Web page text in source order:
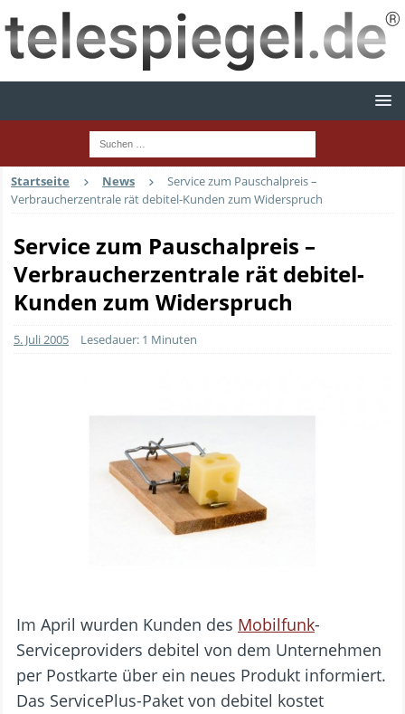
Startseite News
Service zum Pauschalpreis –
Verbraucherzentrale rät debitel-Kunden zum Widerspruch
Service zum Pauschalpreis –
Verbraucherzentrale rät debitel-
Kunden zum Widerspruch
5. Juli 2005 Lesedauer: 1 Minuten
Im April wurden Kunden des Mobilfunk-
Serviceproviders debitel von dem Unternehmen
per Postkarte über ein neues Produkt informiert.
Das ServicePlus-Paket von debitel kostet